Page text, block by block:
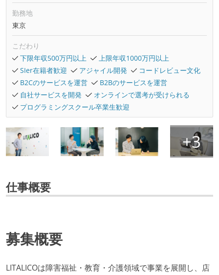
勤務地
東京
こだわり
下限年収500万円以上
上限年収1000万円以上
SIer在籍者歓迎
アジャイル開発
コードレビュー文化
B2Cのサービスを運営
B2Bのサービスを運営
自社サービスを開発
オンラインで選考が受けられる
プログラミングスクール卒業生歓迎
仕事概要
募集概要
LITALICOは障害福祉・教育・介護領域で事業を展開し、店